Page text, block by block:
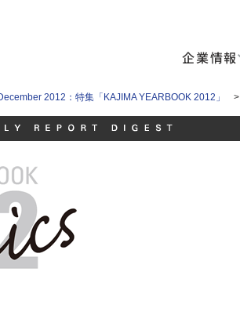
企業情報
2012：特集「KAJIMA YEARBOOK 2012」 >